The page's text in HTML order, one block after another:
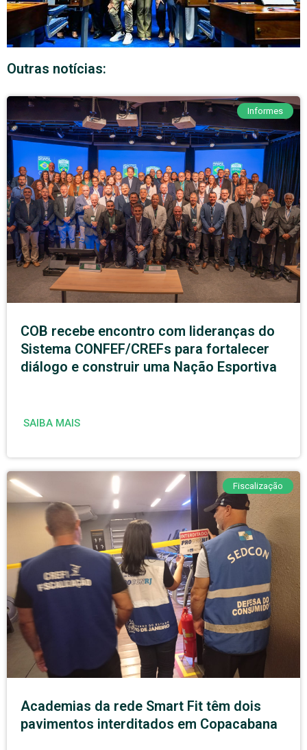
Outras notícias:
Informes
COB recebe encontro com lideranças do
Sistema CONFEF/CREFs para fortalecer
diálogo e construir uma Nação Esportiva
SAIBA MAIS
Fiscalização
Academias da rede Smart Fit têm dois
pavimentos interditados em Copacabana